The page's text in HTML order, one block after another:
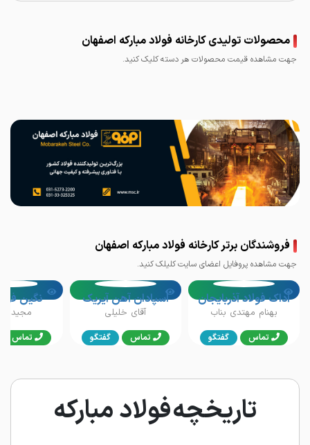
محصولات تولیدی کارخانه فولاد مبارکه اصفهان
جهت مشاهده قیمت محصولات هر دسته کلیک کنید.
فروشندگان برتر کارخانه فولاد مبارکه اصفهان
جهت مشاهده پروفایل اعضای سایت کلیلک کنید.
آداک فولاد آذربایجان
بهنام مهتدی بناب
تماس گفتگو
اسپادان آهن آیریک
آقای خلیلی
تماس گفتگو
نگین
مجید
تماس
تاریخچه فولاد مبارکه